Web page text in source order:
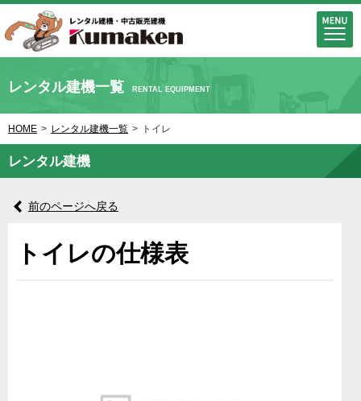
レンタル建機一覧 RENTAL EQUIPMENT
HOME > レンタル建機一覧 > トイレ
レンタル建機
前のページへ戻る
トイレの仕様表